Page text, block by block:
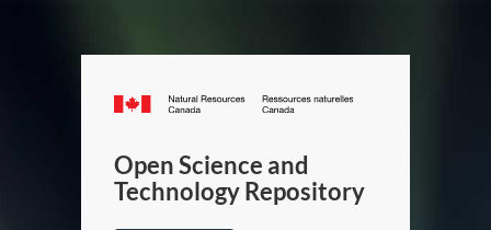
Canada.ca
/
Canada
Open Science and
Technology Repository